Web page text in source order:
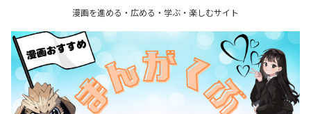
漫画を進める・広める・学ぶ・楽しむサイト